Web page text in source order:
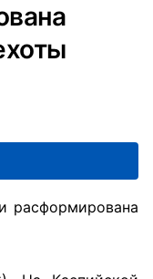
расформирована